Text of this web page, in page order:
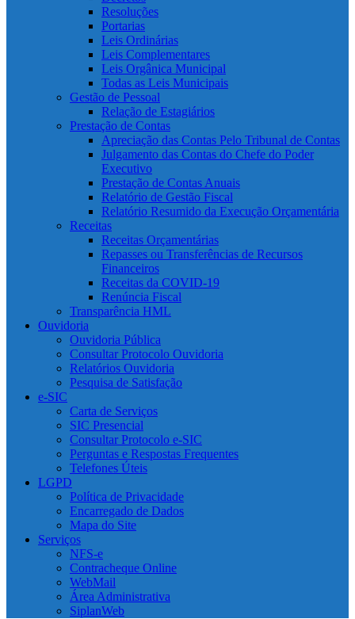
Resoluções
Portarias
Leis Ordinárias
Leis Complementares
Leis Orgânica Municipal
Todas as Leis Municipais
Gestão de Pessoal
Relação de Estagiários
Prestação de Contas
Apreciação das Contas Pelo Tribunal de Contas
Julgamento das Contas do Chefe do Poder
Executivo
Prestação de Contas Anuais
Relatório de Gestão Fiscal
Relatório Resumido da Execução Orçamentária
Receitas
Receitas Orçamentárias
Repasses ou Transferências de Recursos
Financeiros
Receitas da COVID-19
Renúncia Fiscal
Transparência HML
Ouvidoria
Ouvidoria Pública
Consultar Protocolo Ouvidoria
Relatórios Ouvidoria
Pesquisa de Satisfação
e-SIC
Carta de Serviços
SIC Presencial
Consultar Protocolo e-SIC
Perguntas e Respostas Frequentes
Telefones Úteis
LGPD
Política de Privacidade
Encarregado de Dados
Mapa do Site
Serviços
NFS-e
Contracheque Online
WebMail
Área Administrativa
SiplanWeb